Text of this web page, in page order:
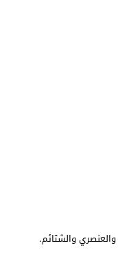
والشتائم.